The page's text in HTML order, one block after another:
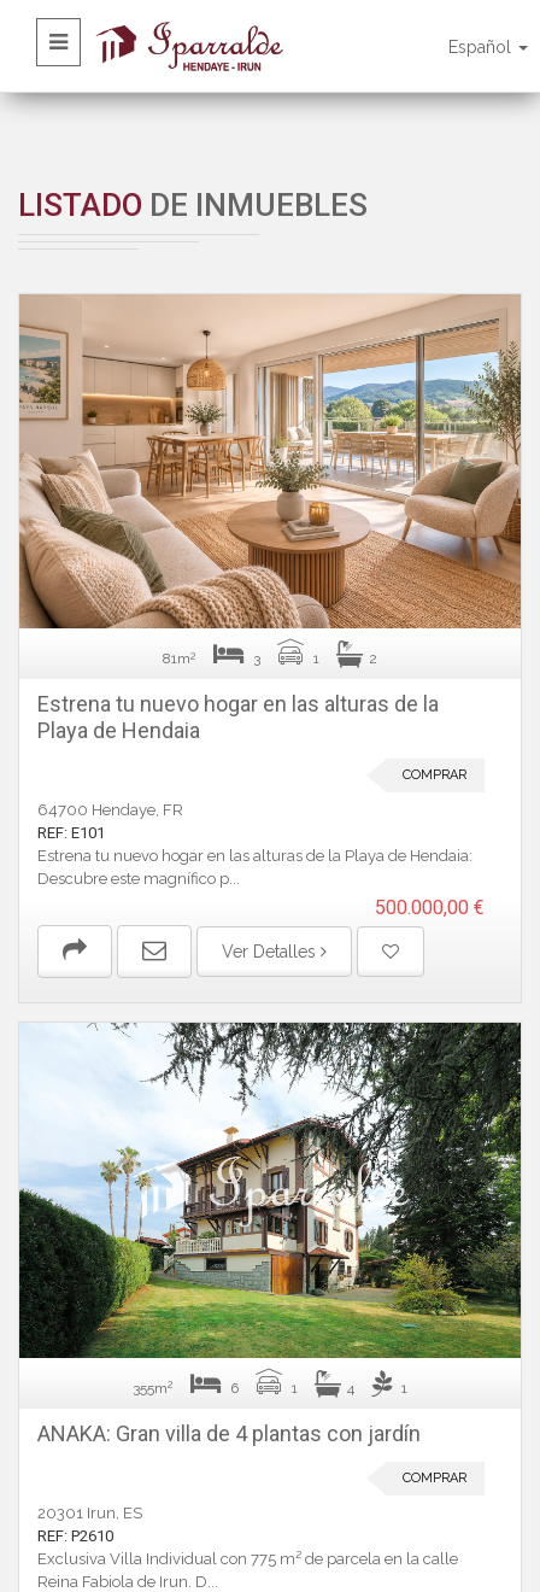
Español
LISTADO DE INMUEBLES
81m2 3 1 2
Estrena tu nuevo hogar en las alturas de la
Playa de Hendaia
COMPRAR
64700 Hendaye, FR
REF: E101
Estrena tu nuevo hogar en las alturas de la Playa de Hendaia:
Descubre este magnífico p...
500.000,00 €
Ver Detalles
355m2 6 1 4 1
ANAKA: Gran villa de 4 plantas con jardín
COMPRAR
20301 Irun, ES
REF: P2610
Exclusiva Villa Individual con 775 m² de parcela en la calle
Reina Fabiola de Irun. D...